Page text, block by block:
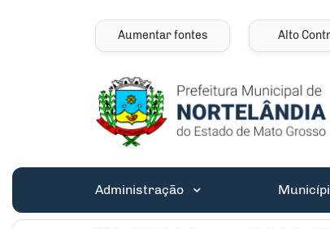
Seção de
Ir para o menu [alt+2]
Ir para o rodapé [alt+4]
Aumentar fontes Alto
Seção do
Administração